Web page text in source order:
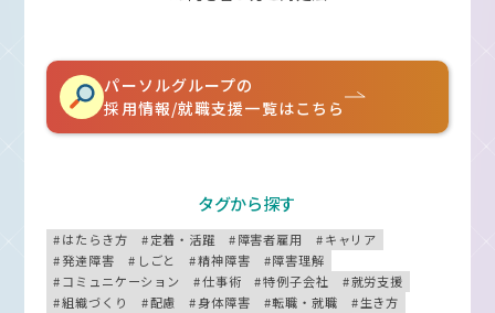
パーソルグループの
採用情報/就職支援一覧はこちら
タグから探す
はたらき方 定着・活躍 障害者雇用
キャリア
発達障害
しごと 精神障害
障害理解
コミュニケーション
仕事術 特例子会社
就労支援
組織づくり
配慮 身体障害 転職・就職
生き方